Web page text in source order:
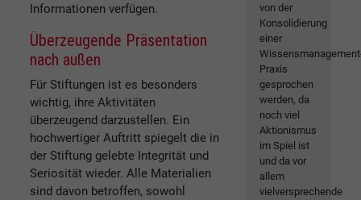
Informationen verfügen.
Überzeugende Präsentation
nach außen
Für Stiftungen ist es besonders
wichtig, ihre Aktivitäten
überzeugend darzustellen. Ein
hochwertiger Auftritt spiegelt die in
der Stiftung gelebte Integrität und
Seriosität wieder. Alle Materialien
sind davon betroffen, sowohl
von der
Konsolidierung
einer
Praxis
gesprochen
werden, da
noch viel
Aktionismus
im Spiel ist
und da vor
allem
vielversprechende